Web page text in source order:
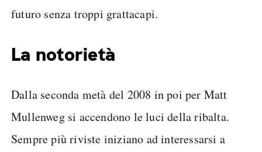
futuro senza troppi grattacapi.
La notorietà
Dalla seconda metà del 2008 in poi per Matt
Mullenweg si accendono le luci della ribalta.
Sempre più riviste iniziano ad interessarsi a